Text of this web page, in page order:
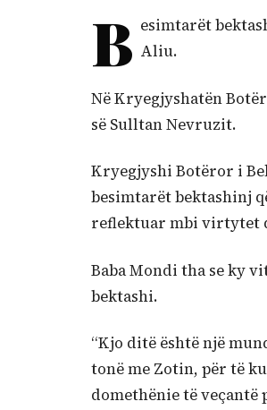
B esimtarët
Aliu.
Në Kryegjyshatën
së Sulltan Nevruzit.
Kryegjyshi Botëror i
besimtarët bektashinj
reflektuar mbi virtytet
Baba Mondi tha se ky
bektashi.
“Kjo ditë është një
tonë me Zotin, për të
domethënie të veçantë